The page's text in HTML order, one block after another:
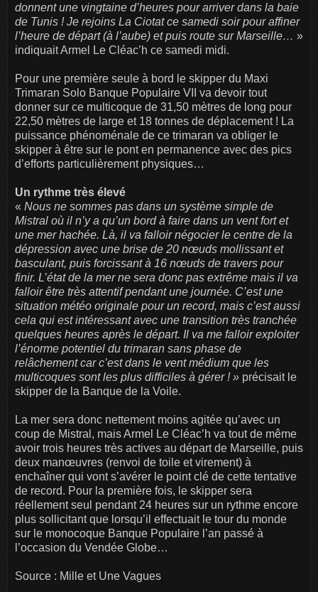
donnent une vingtaine d’heures pour arriver dans la baie
de Tunis ! Je rejoins La Ciotat ce samedi soir pour affiner
l’heure de départ (à l’aube) et puis route sur Marseille… »
indiquait Armel Le Cléac’h ce samedi midi.
Pour une première seule à bord le skipper du Maxi
Trimaran Solo Banque Populaire VII va devoir tout
donner sur ce multicoque de 31,50 mètres de long pour
22,50 mètres de large et 18 tonnes de déplacement ! La
puissance phénoménale de ce trimaran va obliger le
skipper à être sur le pont en permanence avec des pics
d’efforts particulièrement physiques…
Un rythme très élevé
« Nous ne sommes pas dans un système simple de
Mistral où il n’y a qu’un bord à faire dans un vent fort et
une mer hachée. Là, il va falloir négocier le centre de la
dépression avec une brise de 20 nœuds mollissant et
basculant, puis forcissant à 16 nœuds de travers pour
finir. L’état de la mer ne sera donc pas extrême mais il va
falloir être très attentif pendant une journée. C’est une
situation météo originale pour un record, mais c’est aussi
cela qui est intéressant avec une transition très tranchée
quelques heures après le départ. Il va me falloir exploiter
l’énorme potentiel du trimaran sans phase de
relâchement car c’est dans le vent médium que les
multicoques sont les plus difficiles à gérer ! » précisait le
skipper de la Banque de la Voile.
La mer sera donc nettement moins agitée qu’avec un
coup de Mistral, mais Armel Le Cléac’h va tout de même
avoir trois heures très actives au départ de Marseille, puis
deux manœuvres (renvoi de toile et virement) à
enchaîner qui vont s’avérer le point clé de cette tentative
de record. Pour la première fois, le skipper sera
réellement seul pendant 24 heures sur un rythme encore
plus sollicitant que lorsqu’il effectuait le tour du monde
sur le monocoque Banque Populaire l’an passé à
l’occasion du Vendée Globe…
Source : Mille et Une Vagues